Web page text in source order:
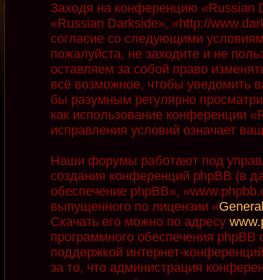
Заходя на конференцию
«Russian Darkside», «http://
согласие со следующими
пожалуйста, не заходите и не
оставляем за собой право
всё возможное, чтобы уведомить
бы разумным регулярно
как использование конференции
исправления условий означает
Наши форумы работают под
создания конференций phpBB (в
обеспечение phpBB»,
выпущенного по лицензии «
Скачать его можно по адресу
программного обеспечения phpBB
поддержкой интернет-
за то, что администрация